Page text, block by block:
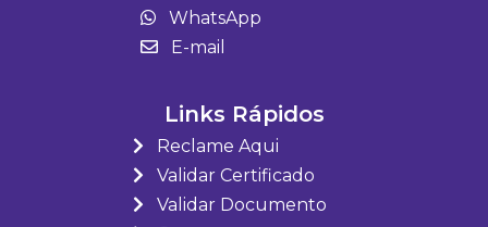
WhatsApp
E-mail
Links Rápidos
Reclame Aqui
Validar Certificado
Validar Documento